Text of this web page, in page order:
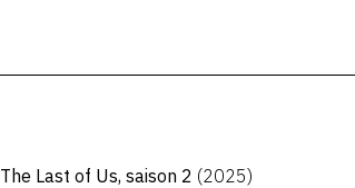
The Last of Us, saison 2 (2025)